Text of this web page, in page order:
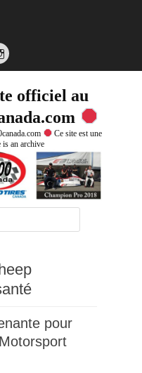
officiel au
Ce site est une
is an archive
pour